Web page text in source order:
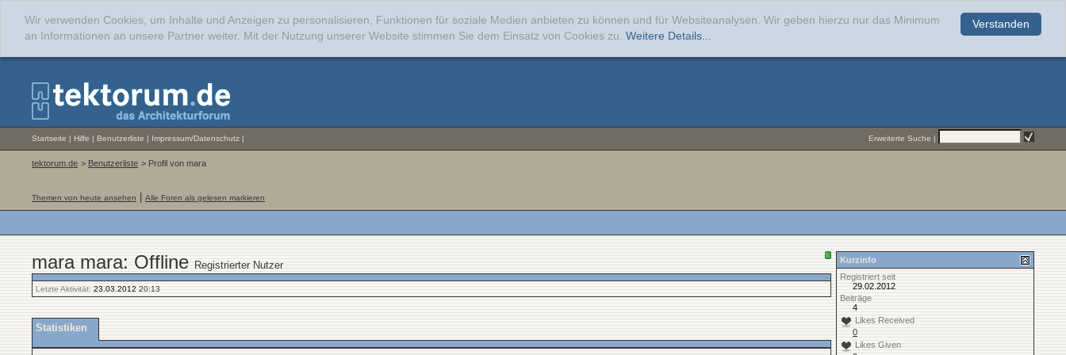
Verstanden
Wir verwenden Cookies, um Inhalte und Anzeigen zu personalisieren, Funktionen für soziale Medien anbieten zu können und für Websiteanalysen. Wir geben hierzu nur das Minimum
an Informationen an unsere Partner weiter. Mit der Nutzung unserer Website stimmen Sie dem Einsatz von Cookies zu. Weitere Details...
Startseite | Hilfe | Benutzerliste | Impressum/Datenschutz | Erweiterte Suche |
tektorum.de > Benutzerliste > Profil von mara
Themen von heute ansehen Alle Foren als gelesen markieren
mara mara: Offline Registrierter Nutzer
Letzte Aktivität: 23.03.2012 20:13
Statistiken
Kurzinfo
Registriert seit
29.02.2012
Beiträge
4
Likes Received
0
Likes Given